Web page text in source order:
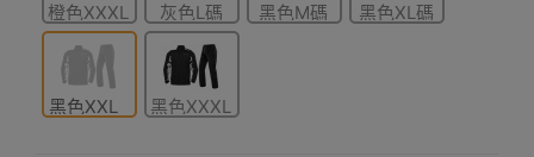
橙色XXXL
碼
灰色L碼 黑色M碼 黑色XL碼
黑色XXL
黑色XXXL